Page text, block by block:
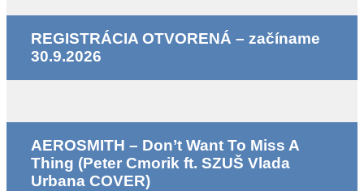
REGISTRÁCIA OTVORENÁ – začíname
30.9.2026
AEROSMITH – Don’t Want To Miss A
Thing (Peter Cmorik ft. SZUŠ Vlada
Urbana COVER)